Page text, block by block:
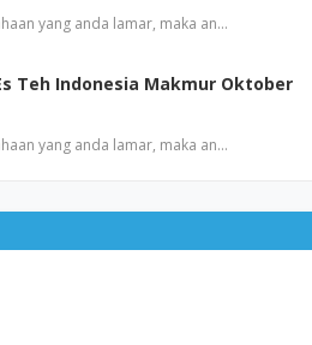
yang anda lamar, maka an…
Teh Indonesia Makmur Oktober
yang anda lamar, maka an…